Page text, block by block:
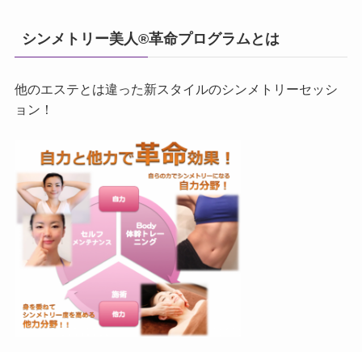
シンメトリー美人®革命プログラムとは
他のエステとは違った新スタイルのシンメトリーセッシ
ョン！